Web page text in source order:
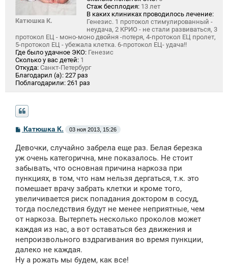
Катюшка К.
Стаж бесплодия: 13 лет
В каких клиниках проводилось лечение:
Генезис. 1 протокол стимулированный -
неудача, 2 КРИО - не стали развиваться, 3
протокол ЕЦ - моно-моно двойня -потеря, 4-протокол ЕЦ пролет,
5-протокол ЕЦ - убежала клетка. 6-протокол ЕЦ- удача!!
Где было удачное ЭКО: Генезис
Сколько у вас детей: 1
Откуда: Санкт-Петербург
Благодарил (а): 227 раз
Поблагодарили: 261 раз
С
о
б
щ
н
и
е
Катюшка К. 03 ноя 2013, 15:26
Девочки, случайно забрела еще раз. Белая березка
уж очень категорична, мне показалось. Не стоит
забывать, что основная причина наркоза при
пункциях, в том, что нам нельзя дергаться, т.к. это
помешает врачу забрать клетки и кроме того,
увеличивается риск попадания доктором в сосуд,
тогда последствия будут не менее неприятные, чем
от наркоза. Вытерпеть несколько проколов может
каждая из нас, а вот оставаться без движения и
непроизвольного вздрагивания во время пункции,
далеко не каждая.
Ну а рожать мы будем, как все!